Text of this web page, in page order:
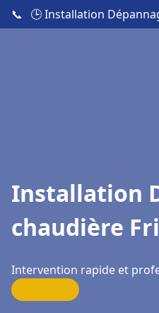
📞 🕒 Installation
Installation
chaudière
Intervention rapide et